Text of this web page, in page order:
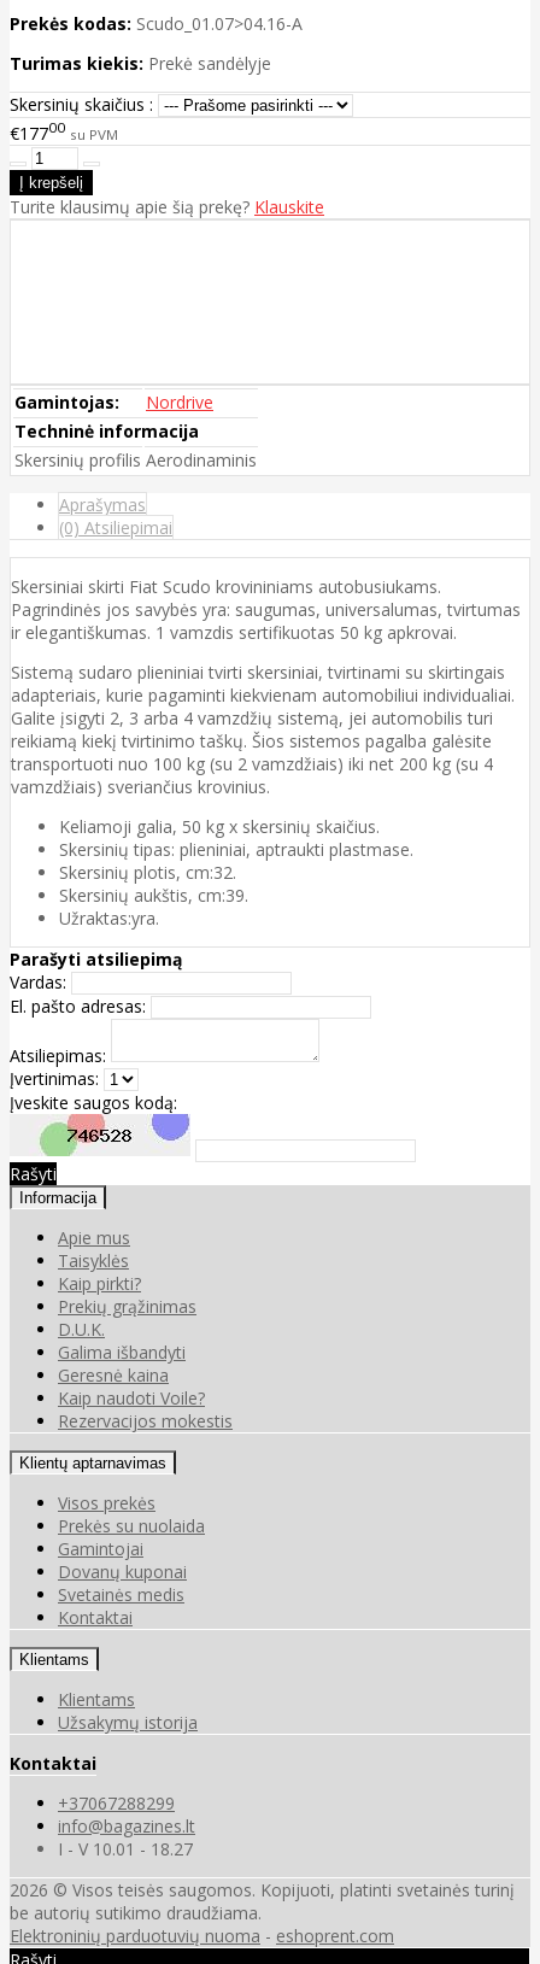
Prekės kodas: Scudo_01.07>04.16-A
Turimas kiekis: Prekė sandėlyje
Skersinių skaičius :
€17700 su PVM
Turite klausimų apie šią prekę? Klauskite
Gamintojas:
Nordrive
Techninė informacija
Skersinių profilis Aerodinaminis
Aprašymas
(0) Atsiliepimai
Skersiniai skirti Fiat Scudo krovininiams autobusiukams.
Pagrindinės jos savybės yra: saugumas, universalumas, tvirtumas
ir elegantiškumas. 1 vamzdis sertifikuotas 50 kg apkrovai.
Sistemą sudaro plieniniai tvirti skersiniai, tvirtinami su skirtingais
adapteriais, kurie pagaminti kiekvienam automobiliui individualiai.
Galite įsigyti 2, 3 arba 4 vamzdžių sistemą, jei automobilis turi
reikiamą kiekį tvirtinimo taškų. Šios sistemos pagalba galėsite
transportuoti nuo 100 kg (su 2 vamzdžiais) iki net 200 kg (su 4
vamzdžiais) sveriančius krovinius.
Keliamoji galia, 50 kg x skersinių skaičius.
Skersinių tipas: plieniniai, aptraukti plastmase.
Skersinių plotis, cm:32.
Skersinių aukštis, cm:39.
Užraktas:yra.
Parašyti atsiliepimą
Vardas:
El. pašto adresas:
Atsiliepimas:
Įvertinimas:
Įveskite saugos kodą:
Rašyti
Informacija
Apie mus
Taisyklės
Kaip pirkti?
Prekių grąžinimas
D.U.K.
Galima išbandyti
Geresnė kaina
Kaip naudoti Voile?
Rezervacijos mokestis
Klientų aptarnavimas
Visos prekės
Prekės su nuolaida
Gamintojai
Dovanų kuponai
Svetainės medis
Kontaktai
Klientams
Klientams
Užsakymų istorija
Kontaktai
+37067288299
info@bagazines.lt
I - V 10.01 - 18.27
2026 © Visos teisės saugomos. Kopijuoti, platinti svetainės turinį
be autorių sutikimo draudžiama.
Elektroninių parduotuvių nuoma - eshoprent.com